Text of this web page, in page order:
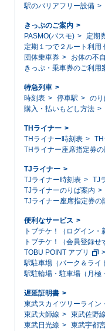
駅のバリアフリー設備
きっぷのご案内
PASMO(パスモ)
定期
定期１つで２ルート利用
団体乗車券
お体の不
きっぷ・乗車券のご利用
特急列車
時刻表
停車駅 のり
購入・払いもどし方法
THライナー
THライナー時刻表
THライナー座席指定券
TJライナー
TJライナー時刻表
TJ
TJライナーのりば案内
TJライナー座席指定券の
便利なサービス
トブチケ！（ログイン・
トブチケ！（会員登録せ
TOBU POINT アプリ
駅駐車場（パーク＆ライ
駅駐輪場・駐車場（月極
遅延証明書
東武スカイツリーライン
東武大師線
東武佐野線
東武日光線
東武宇都